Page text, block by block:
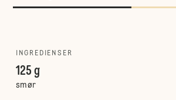
INGREDIENSER
125 g
smør